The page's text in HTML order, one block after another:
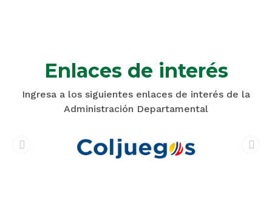
Enlaces de interés
Ingresa a los siguientes enlaces de interés de la
Administración Departamental